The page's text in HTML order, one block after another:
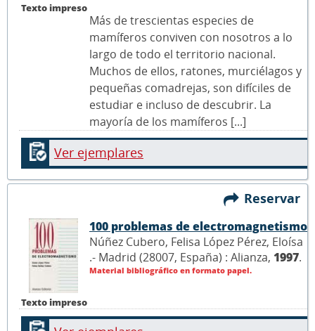
Texto impreso
Más de trescientas especies de
mamíferos conviven con nosotros a lo
largo de todo el territorio nacional.
Muchos de ellos, ratones, murciélagos y
pequeñas comadrejas, son difíciles de
estudiar e incluso de descubrir. La
mayoría de los mamíferos [...]
Ver ejemplares
Reservar
Texto impreso
100 problemas de electromagnetismo
Núñez Cubero, Felisa López Pérez, Eloísa
.- Madrid (28007, España) : Alianza, 1997.
Material bibliográfico en formato papel.